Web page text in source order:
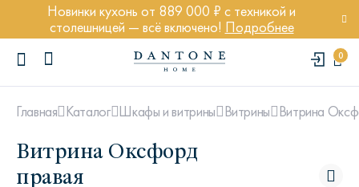
Новинки кухонь от 889 000 ₽ с техникой и
столешницей — всё включено! Подробнее
0
Главная Каталог Шкафы и витрины Витрины Витрина
Витрина Оксфорд
правая